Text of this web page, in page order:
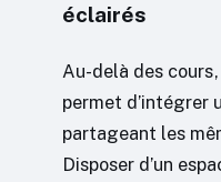
éclairés
Au-delà des
permet d’intégrer
partageant les
Disposer d’un